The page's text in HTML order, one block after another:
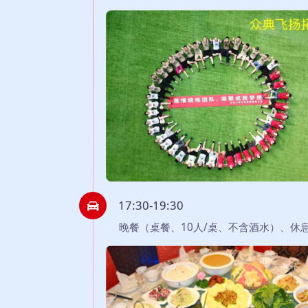
17:30-19:30
晚餐（桌餐、10人/桌、不含酒水）、休